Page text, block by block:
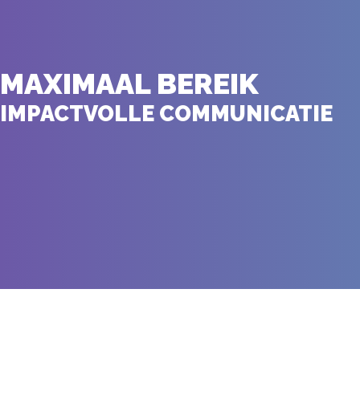
MAXIMAAL BEREIK
IMPACTVOLLE COMMUNICATIE